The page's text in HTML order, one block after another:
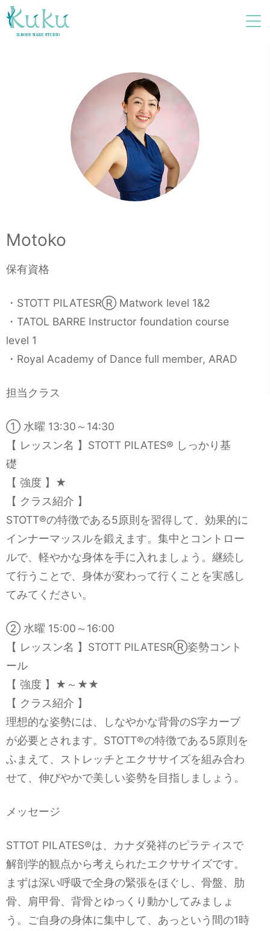
Motoko
保有資格
・STOTT PILATESRⓇ Matwork level 1&2
・TATOL BARRE Instructor foundation course
level 1
・Royal Academy of Dance full member, ARAD
担当クラス
① 水曜 13:30～14:30
【 レッスン名 】STOTT PILATES®︎ しっかり基
礎
【 強度 】★
【 クラス紹介 】
STOTT®︎の特徴である5原則を習得して、効果的に
インナーマッスルを鍛えます。集中とコントロー
ルで、軽やかな身体を手に入れましょう。継続し
て行うことで、身体が変わって行くことを実感し
てみてください。
② 水曜 15:00～16:00
【 レッスン名 】STOTT PILATESRⓇ姿勢コント
ール
【 強度 】★～★★
【 クラス紹介 】
理想的な姿勢には、しなやかな背骨のS字カーブ
が必要とされます。STOTT®︎の特徴である5原則を
ふまえて、ストレッチとエクササイズを組み合わ
せて、伸びやかで美しい姿勢を目指しましょう。
メッセージ
STTOT PILATES®︎は、カナダ発祥のピラティスで
解剖学的観点から考えられたエクササイズです。
まずは深い呼吸で全身の緊張をほぐし、骨盤、肋
骨、肩甲骨、背骨とゆっくり動かしてみましょ
う。ご自身の身体に集中して、あっという間の1時